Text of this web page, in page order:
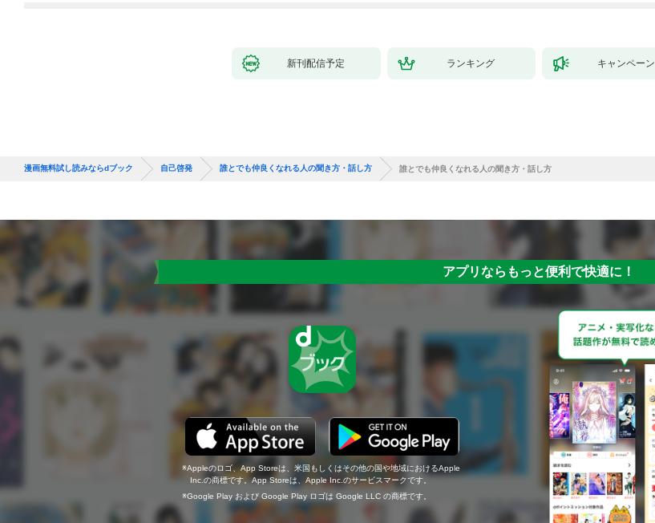
新刊配信予定 ランキング キャンペーン
漫画無料試し読みならdブック 自己啓発 誰とでも仲良くなれる人の聞き方・話し方 誰とでも仲良くなれる人の聞き方・話し方
アプリならもっと便利で快適に！
Appleのロゴ、App Storeは、米国もしくはその他の国や地域におけるApple
Inc.の商標です。App Storeは、Apple Inc.のサービスマークです。
Google Play および Google Play ロゴは Google LLC の商標です。